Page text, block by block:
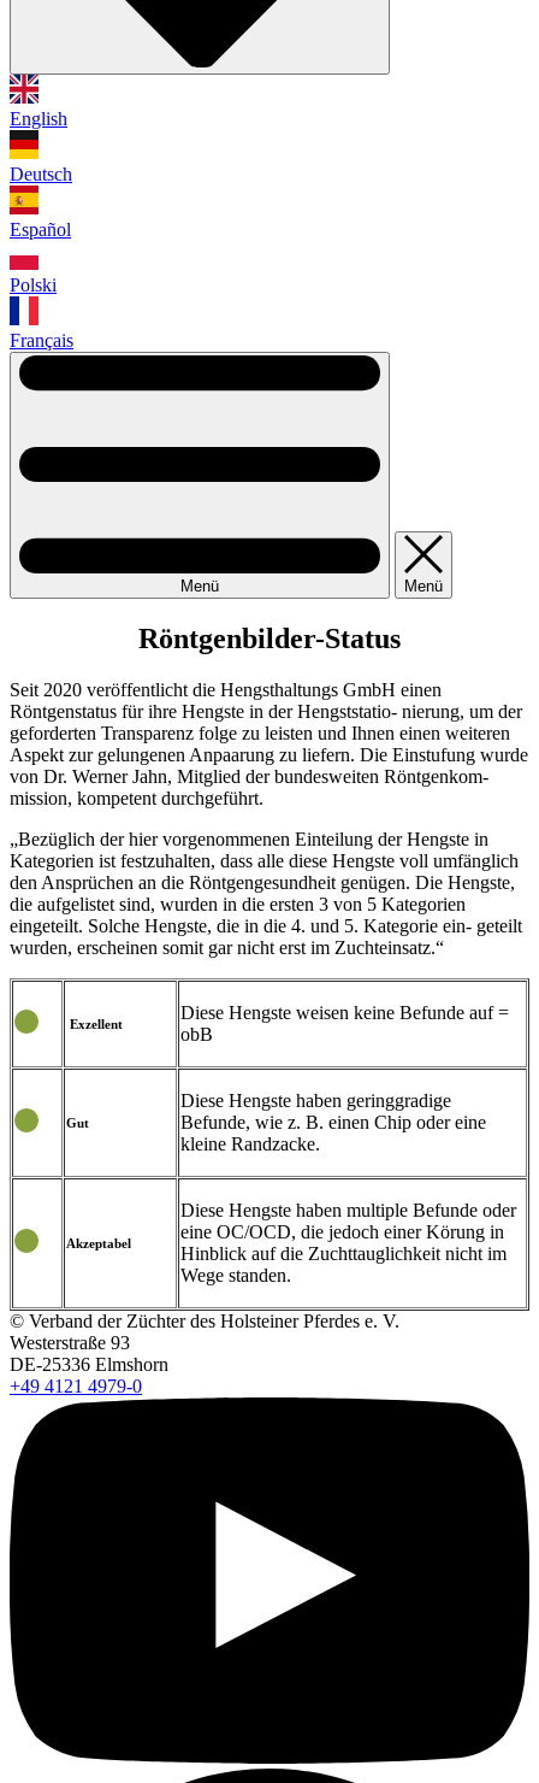
English
Deutsch
Español
Polski
Français
Menü Menü
Röntgenbilder-Status
Seit 2020 veröffentlicht die Hengsthaltungs GmbH einen
Röntgenstatus für ihre Hengste in der Hengststatio- nierung, um der
geforderten Transparenz folge zu leisten und Ihnen einen weiteren
Aspekt zur gelungenen Anpaarung zu liefern. Die Einstufung wurde
von Dr. Werner Jahn, Mitglied der bundesweiten Röntgenkom-
mission, kompetent durchgeführt.
„Bezüglich der hier vorgenommenen Einteilung der Hengste in
Kategorien ist festzuhalten, dass alle diese Hengste voll umfänglich
den Ansprüchen an die Röntgengesundheit genügen. Die Hengste,
die aufgelistet sind, wurden in die ersten 3 von 5 Kategorien
eingeteilt. Solche Hengste, die in die 4. und 5. Kategorie ein- geteilt
wurden, erscheinen somit gar nicht erst im Zuchteinsatz.“
Exzellent
Diese Hengste weisen keine Befunde auf =
obB
Gut
Diese Hengste haben geringgradige
Befunde, wie z. B. einen Chip oder eine
kleine Randzacke.
Akzeptabel
Diese Hengste haben multiple Befunde oder
eine OC/OCD, die jedoch einer Körung in
Hinblick auf die Zuchttauglichkeit nicht im
Wege standen.
© Verband der Züchter des Holsteiner Pferdes e. V.
Westerstraße 93
DE-25336 Elmshorn
+49 4121 4979-0